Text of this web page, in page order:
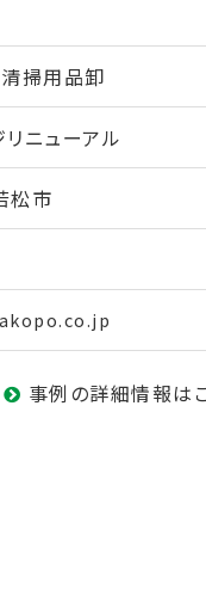
掃用品卸
ニューアル
松市
事例の詳細情報は